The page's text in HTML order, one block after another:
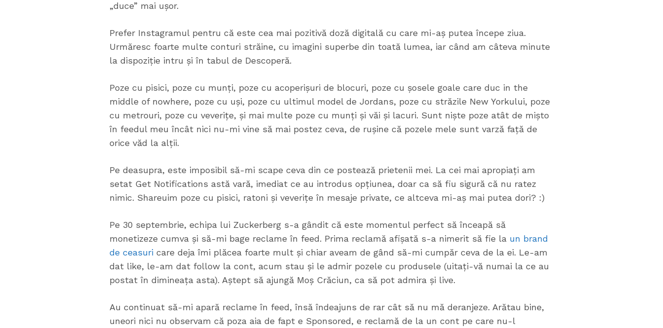
„duce” mai ușor.
Prefer Instagramul pentru că este cea mai pozitivă doză digitală cu care mi-aș putea începe ziua.
Urmăresc foarte multe conturi străine, cu imagini superbe din toată lumea, iar când am câteva minute
la dispoziție intru și în tabul de Descoperă.
Poze cu pisici, poze cu munți, poze cu acoperișuri de blocuri, poze cu șosele goale care duc in the
middle of nowhere, poze cu uși, poze cu ultimul model de Jordans, poze cu străzile New Yorkului, poze
cu metrouri, poze cu veverițe, și mai multe poze cu munți și văi și lacuri. Sunt niște poze atât de mișto
în feedul meu încât nici nu-mi vine să mai postez ceva, de rușine că pozele mele sunt varză față de
orice văd la alții.
Pe deasupra, este imposibil să-mi scape ceva din ce postează prietenii mei. La cei mai apropiați am
setat Get Notifications astă vară, imediat ce au introdus opțiunea, doar ca să fiu sigură că nu ratez
nimic. Shareuim poze cu pisici, ratoni și veverițe în mesaje private, ce altceva mi-aș mai putea dori? :)
Pe 30 septembrie, echipa lui Zuckerberg s-a gândit că este momentul perfect să înceapă să
monetizeze cumva și să-mi bage reclame în feed. Prima reclamă afișată s-a nimerit să fie la un brand
de ceasuri care deja îmi plăcea foarte mult și chiar aveam de gând să-mi cumpăr ceva de la ei. Le-am
dat like, le-am dat follow la cont, acum stau și le admir pozele cu produsele (uitați-vă numai la ce au
postat în dimineața asta). Aștept să ajungă Moș Crăciun, ca să pot admira și live.
Au continuat să-mi apară reclame în feed, însă îndeajuns de rar cât să nu mă deranjeze. Arătau bine,
uneori nici nu observam că poza aia de fapt e Sponsored, e reclamă de la un cont pe care nu-l